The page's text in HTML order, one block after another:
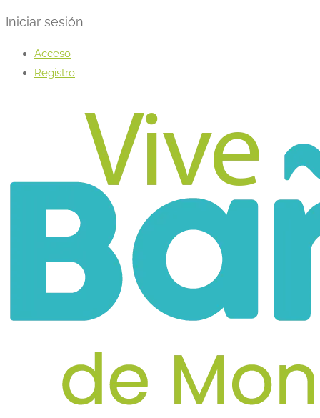
Iniciar sesión
Acceso
Registro